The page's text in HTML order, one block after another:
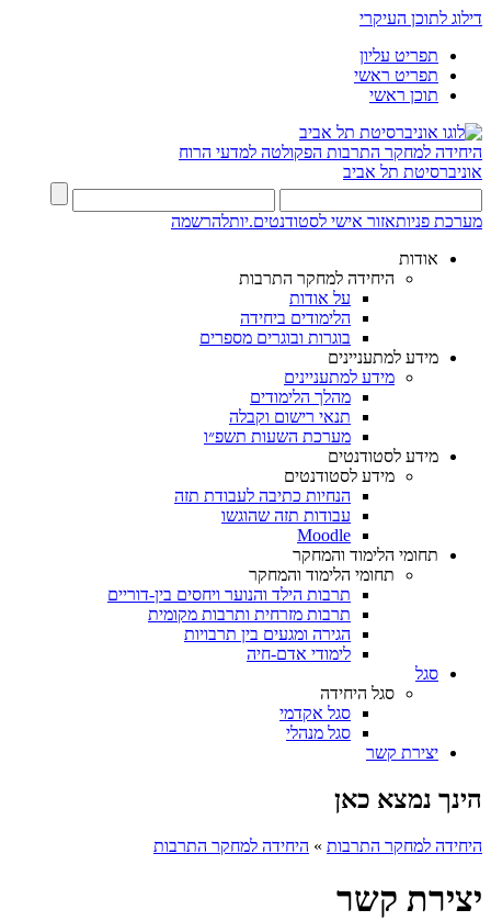
דילוג לתוכן העיקרי
תפריט עליון
תפריט ראשי
תוכן ראשי
היחידה למחקר התרבות הפקולטה למדעי הרוח
אוניברסיטת תל אביב
מערכת פניותאזור אישי לסטודנטים.יותלהרשמה
אודות
היחידה למחקר התרבות
על אודות
הלימודים ביחידה
בוגרות ובוגרים מספרים
מידע למתעניינים
מידע למתעניינים
מהלך הלימודים
תנאי רישום וקבלה
מערכת השעות תשפ״ו
מידע לסטודנטים
מידע לסטודנטים
הנחיות כתיבה לעבודת תזה
עבודות תזה שהוגשו
Moodle
תחומי הלימוד והמחקר
תחומי הלימוד והמחקר
תרבות הילד והנוער ויחסים בין-דוריים
תרבות מזרחית ותרבות מקומית
הגירה ומגעים בין תרבויות
לימודי אדם-חיה
סגל
סגל היחידה
סגל אקדמי
סגל מנהלי
יצירת קשר
הינך נמצא כאן
היחידה למחקר התרבות » היחידה למחקר התרבות
יצירת קשר